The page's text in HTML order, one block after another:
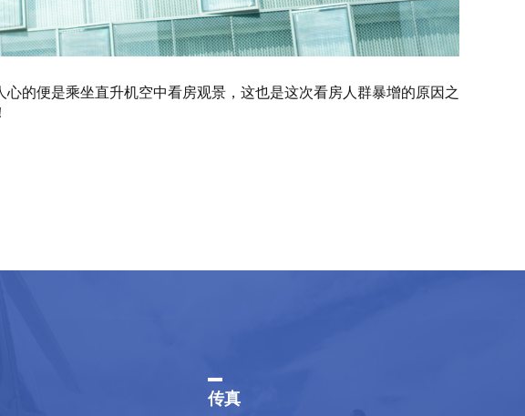
的便是乘坐直升机空中看房观景，这也是这次看房人群暴增的原因之
传真